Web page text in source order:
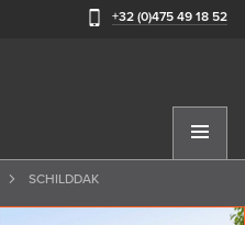
+32 (0)475 49 18 52
SCHILDDAK